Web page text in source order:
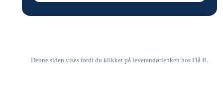
Denne siden vises fordi du klikket på leverandørlenken hos Flå IL